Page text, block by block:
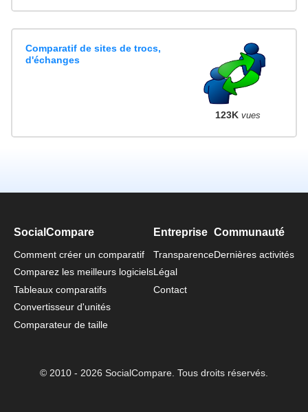
Comparatif de sites de trocs,
d'échanges
123K vues
SocialCompare
Comment créer un comparatif
Comparez les meilleurs logiciels
Tableaux comparatifs
Convertisseur d'unités
Comparateur de taille
Entreprise
Transparence
Légal
Contact
Communauté
Dernières activités
© 2010 - 2026 SocialCompare. Tous droits réservés.